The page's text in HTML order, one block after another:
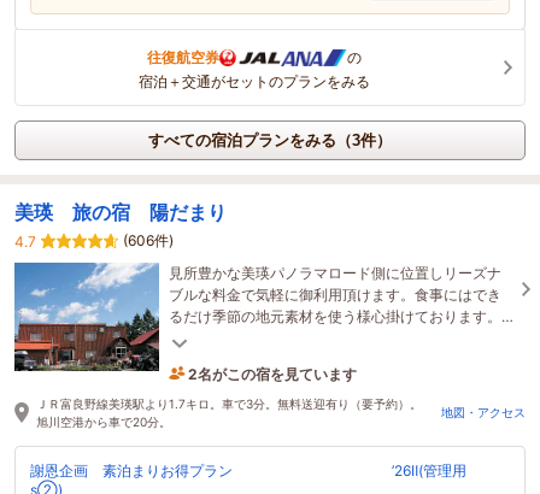
往復航空券
の
宿泊＋交通がセットのプランをみる
すべての宿泊プランをみる（3件）
美瑛 旅の宿 陽だまり
4.7
(606件)
見所豊かな美瑛パノラマロード側に位置しリーズナ
ブルな料金で気軽に御利用頂けます。食事にはでき
るだけ季節の地元素材を使う様心掛けております。
全室エアコン食堂に無料PC,客室無料ネット接続可能
2名がこの宿を見ています
1時間前に予約されました
ＪＲ富良野線美瑛駅より1.7キロ。車で3分。無料送迎有り（要予約）。
旭川空港から車で20分。
地図・アクセス
謝恩企画 素泊まりお得プラン ’26Ⅱ(管理用
s②)